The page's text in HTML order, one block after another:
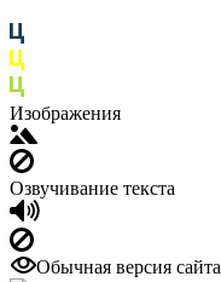
Изображения
Озвучивание текста
Обычная версия сайта